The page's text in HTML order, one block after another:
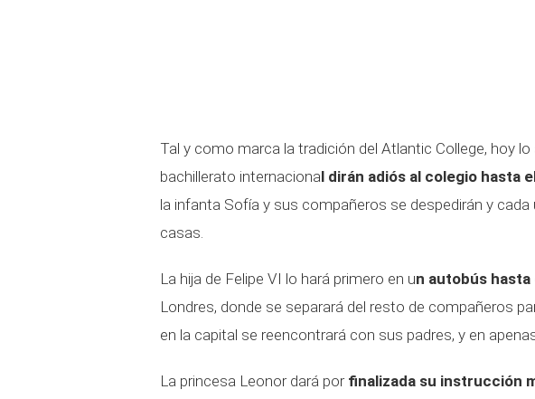
Tal y como marca la tradición del Atlantic College, hoy
bachillerato internacional dirán adiós al colegio hasta
la infanta Sofía y sus compañeros se despedirán y
casas.
La hija de Felipe VI lo hará primero en un autobús
Londres, donde se separará del resto de compañeros
en la capital se reencontrará con sus padres, y en
La princesa Leonor dará por finalizada su instrucción